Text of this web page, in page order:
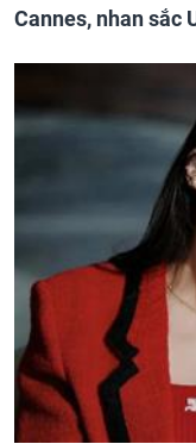
Cannes, nhan sắc